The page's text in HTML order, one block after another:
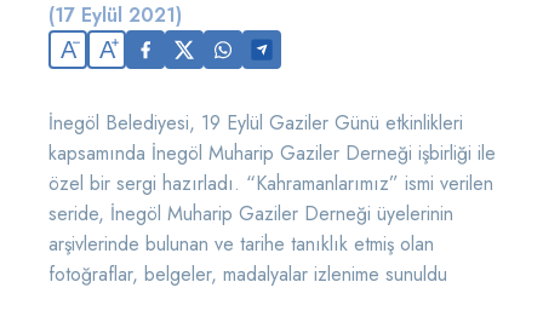
(17 Eylül 2021)
A A
İnegöl Belediyesi, 19 Eylül Gaziler Günü etkinlikleri
kapsamında İnegöl Muharip Gaziler Derneği işbirliği ile
özel bir sergi hazırladı. “Kahramanlarımız” ismi verilen
seride, İnegöl Muharip Gaziler Derneği üyelerinin
arşivlerinde bulunan ve tarihe tanıklık etmiş olan
fotoğraflar, belgeler, madalyalar izlenime sunuldu